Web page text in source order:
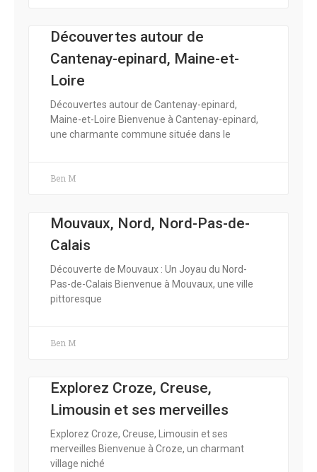
Découvertes autour de
Cantenay-epinard, Maine-et-
Loire
Découvertes autour de Cantenay-epinard,
Maine-et-Loire Bienvenue à Cantenay-epinard,
une charmante commune située dans le
Ben M
Mouvaux, Nord, Nord-Pas-de-
Calais
Découverte de Mouvaux : Un Joyau du Nord-
Pas-de-Calais Bienvenue à Mouvaux, une ville
pittoresque
Ben M
Explorez Croze, Creuse,
Limousin et ses merveilles
Explorez Croze, Creuse, Limousin et ses
merveilles Bienvenue à Croze, un charmant
village niché